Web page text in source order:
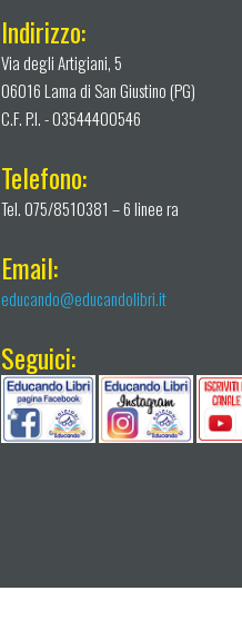
Indirizzo:
Via degli Artigiani, 5
06016 Lama di San Giustino (PG)
C.F. P.I. - 03544400546
Telefono:
Tel. 075/8510381 – 6 linee ra
Email:
educando@educandolibri.it
Seguici: